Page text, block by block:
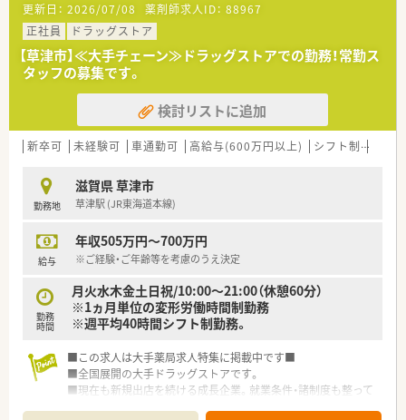
更新日： 2026/07/08 薬剤師求人ID： 88967
正社員
ドラッグストア
【草津市】≪大手チェーン≫ドラッグストアでの勤務！常勤ス
タッフの募集です。
検討リストに追加
新卒可 未経験可 車通勤可 高給与(600万円以上) シフト制
勤務地
滋賀県 草津市
草津駅 (JR東海道本線)
給与
年収505万円～700万円
※ご経験・ご年齢等を考慮のうえ決定
勤務
時間
月火水木金土日祝/10:00～21:00（休憩60分）
※1ヵ月単位の変形労働時間制勤務
※週平均40時間シフト制勤務。
■この求人は大手薬局求人特集に掲載中です■
■全国展開の大手ドラッグストアです。
■現在も新規出店を続ける成長企業。就業条件・諸制度も整って